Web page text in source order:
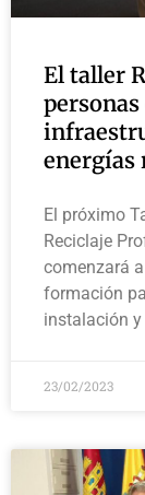
El taller
energías
El próximo
Reciclaje
comenzará
formación
instalación
23/02/2023